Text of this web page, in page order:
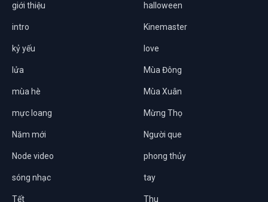
giới thiệu halloween
intro Kinemaster
kỷ yếu love
lửa Mùa Đông
mùa hè Mùa Xuân
mực loang Mừng Thọ
Năm mới Người que
Node video phong thủy
sóng nhạc tay
Tết Thu